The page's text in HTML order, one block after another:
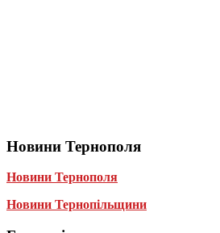
Новини Тернополя
Новини Тернополя
Новини Тернопільщини